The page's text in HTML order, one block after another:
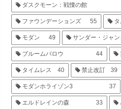
ダスクモーン：戦慄の館
ファウンデーションズ 55 タ
モダン 49 サンダー・ジャ
ブルームバロウ 44
タイムレス 40 禁止改訂 39
モダンホライゾン3 37
エルドレインの森 33